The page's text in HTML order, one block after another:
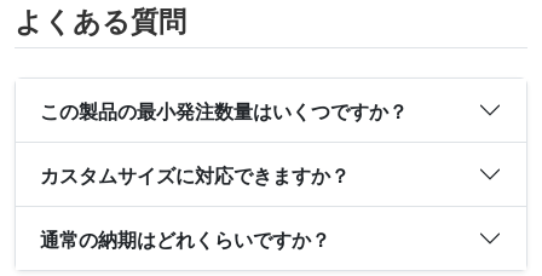
よくある質問
この製品の最小発注数量はいくつですか？
カスタムサイズに対応できますか？
通常の納期はどれくらいですか？